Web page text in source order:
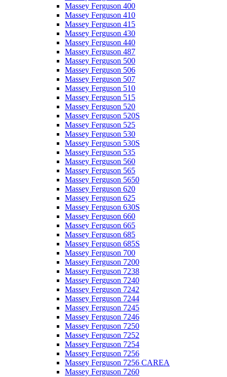
Massey Ferguson 400
Massey Ferguson 410
Massey Ferguson 415
Massey Ferguson 430
Massey Ferguson 440
Massey Ferguson 487
Massey Ferguson 500
Massey Ferguson 506
Massey Ferguson 507
Massey Ferguson 510
Massey Ferguson 515
Massey Ferguson 520
Massey Ferguson 520S
Massey Ferguson 525
Massey Ferguson 530
Massey Ferguson 530S
Massey Ferguson 535
Massey Ferguson 560
Massey Ferguson 565
Massey Ferguson 5650
Massey Ferguson 620
Massey Ferguson 625
Massey Ferguson 630S
Massey Ferguson 660
Massey Ferguson 665
Massey Ferguson 685
Massey Ferguson 685S
Massey Ferguson 700
Massey Ferguson 7200
Massey Ferguson 7238
Massey Ferguson 7240
Massey Ferguson 7242
Massey Ferguson 7244
Massey Ferguson 7245
Massey Ferguson 7246
Massey Ferguson 7250
Massey Ferguson 7252
Massey Ferguson 7254
Massey Ferguson 7256
Massey Ferguson 7256 CAREA
Massey Ferguson 7260